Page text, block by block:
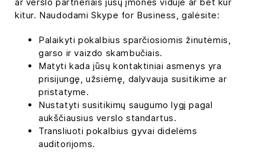
kitur. Naudodami Skype for Business, galėsite:
Palaikyti pokalbius sparčiosiomis žinutėmis,
garso ir vaizdo skambučiais.
Matyti kada jūsų kontaktiniai asmenys yra
prisijungę, užsiėmę, dalyvauja susitikime ar
pristatyme.
Nustatyti susitikimų saugumo lygį pagal
aukščiausius verslo standartus.
Transliuoti pokalbius gyvai didelėms
auditorijoms.